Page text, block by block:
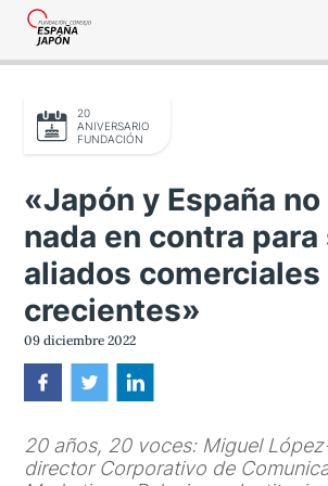
Lo
20
ANIVERSARIO
FUNDACIÓN
«Japón y España
nada en contra para
aliados comerciales
crecientes»
09 diciembre 2022
20 años, 20 voces: Miguel
director Corporativo de